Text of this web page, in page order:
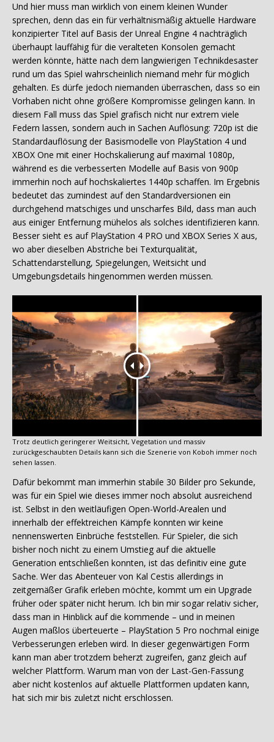
Und hier muss man wirklich von einem kleinen Wunder
sprechen, denn das ein für verhältnismäßig aktuelle Hardware
konzipierter Titel auf Basis der Unreal Engine 4 nachträglich
überhaupt lauffähig für die veralteten Konsolen gemacht
werden könnte, hätte nach dem langwierigen Technikdesaster
rund um das Spiel wahrscheinlich niemand mehr für möglich
gehalten. Es dürfe jedoch niemanden überraschen, dass so ein
Vorhaben nicht ohne größere Kompromisse gelingen kann. In
diesem Fall muss das Spiel grafisch nicht nur extrem viele
Federn lassen, sondern auch in Sachen Auflösung: 720p ist die
Standardauflösung der Basismodelle von PlayStation 4 und
XBOX One mit einer Hochskalierung auf maximal 1080p,
während es die verbesserten Modelle auf Basis von 900p
immerhin noch auf hochskaliertes 1440p schaffen. Im Ergebnis
bedeutet das zumindest auf den Standardversionen ein
durchgehend matschiges und unscharfes Bild, dass man auch
aus einiger Entfernung mühelos als solches identifizieren kann.
Besser sieht es auf PlayStation 4 PRO und XBOX Series X aus,
wo aber dieselben Abstriche bei Texturqualität,
Schattendarstellung, Spiegelungen, Weitsicht und
Umgebungsdetails hingenommen werden müssen.
Trotz deutlich geringerer Weitsicht, Vegetation und massiv
zurückgeschaubten Details kann sich die Szenerie von Koboh immer noch
sehen lassen.
Dafür bekommt man immerhin stabile 30 Bilder pro Sekunde,
was für ein Spiel wie dieses immer noch absolut ausreichend
ist. Selbst in den weitläufigen Open-World-Arealen und
innerhalb der effektreichen Kämpfe konnten wir keine
nennenswerten Einbrüche feststellen. Für Spieler, die sich
bisher noch nicht zu einem Umstieg auf die aktuelle
Generation entschließen konnten, ist das definitiv eine gute
Sache. Wer das Abenteuer von Kal Cestis allerdings in
zeitgemäßer Grafik erleben möchte, kommt um ein Upgrade
früher oder später nicht herum. Ich bin mir sogar relativ sicher,
dass man in Hinblick auf die kommende – und in meinen
Augen maßlos überteuerte – PlayStation 5 Pro nochmal einige
Verbesserungen erleben wird. In dieser gegenwärtigen Form
kann man aber trotzdem beherzt zugreifen, ganz gleich auf
welcher Plattform. Warum man von der Last-Gen-Fassung
aber nicht kostenlos auf aktuelle Plattformen updaten kann,
hat sich mir bis zuletzt nicht erschlossen.